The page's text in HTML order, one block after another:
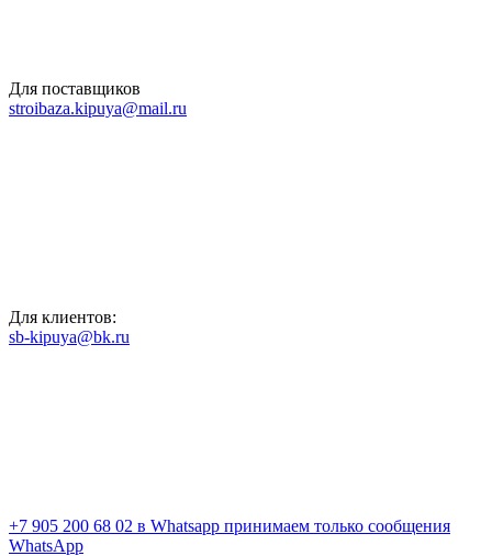
Для поставщиков
stroibaza.kipuya@mail.ru
Для клиентов:
sb-kipuya@bk.ru
+7 905 200 68 02 в Whatsapp принимаем только сообщения
WhatsApp